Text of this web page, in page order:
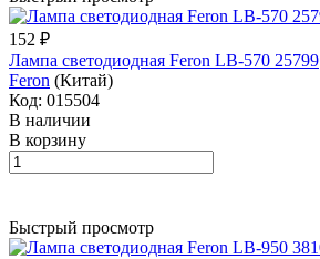
152 ₽
Лампа светодиодная Feron LB-570 25799
Feron (Китай)
Код: 015504
В наличии
В корзину
Быстрый просмотр